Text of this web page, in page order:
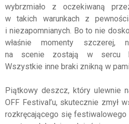
wybrzmiało z oczekiwaną
w takich warunkach z
i niezapomnianych. Bo to nie
właśnie momenty szczerej,
na scenie zostają w sercu
Wszystkie inne braki znikną w
Piątkowy deszcz, który ulewnie
OFF Festival’u, skutecznie zmył
rozkręcającego się festiwalowego